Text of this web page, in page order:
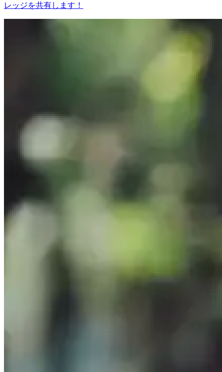
レッジを共有します！